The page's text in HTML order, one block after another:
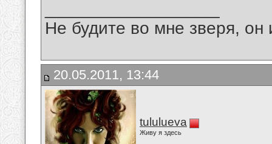
Не будите во мне зверя, он
20.05.2011, 13:44
tululueva
Живу я здесь